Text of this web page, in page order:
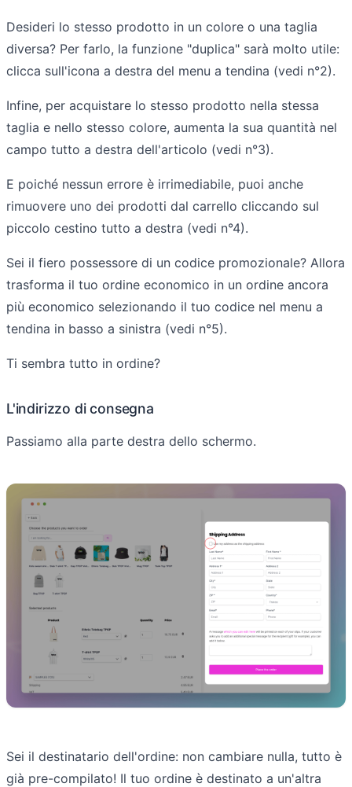
Desideri lo stesso prodotto in un colore o una taglia
diversa? Per farlo, la funzione "duplica" sarà molto utile:
clicca sull'icona a destra del menu a tendina (vedi n°2).
Infine, per acquistare lo stesso prodotto nella stessa
taglia e nello stesso colore, aumenta la sua quantità nel
campo tutto a destra dell'articolo (vedi n°3).
E poiché nessun errore è irrimediabile, puoi anche
rimuovere uno dei prodotti dal carrello cliccando sul
piccolo cestino tutto a destra (vedi n°4).
Sei il fiero possessore di un codice promozionale? Allora
trasforma il tuo ordine economico in un ordine ancora
più economico selezionando il tuo codice nel menu a
tendina in basso a sinistra (vedi n°5).
Ti sembra tutto in ordine?
L'indirizzo di consegna
Passiamo alla parte destra dello schermo.
Sei il destinatario dell'ordine: non cambiare nulla, tutto è
già pre-compilato! Il tuo ordine è destinato a un'altra